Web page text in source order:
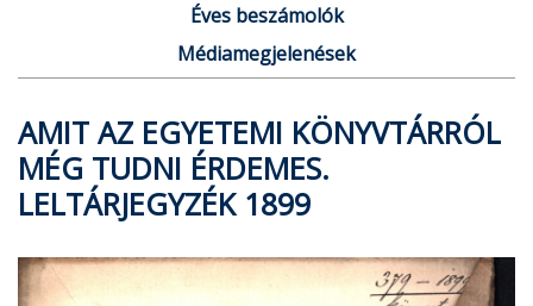
Éves beszámolók
Médiamegjelenések
AMIT AZ EGYETEMI KÖNYVTÁRRÓL
MÉG TUDNI ÉRDEMES.
LELTÁRJEGYZÉK 1899